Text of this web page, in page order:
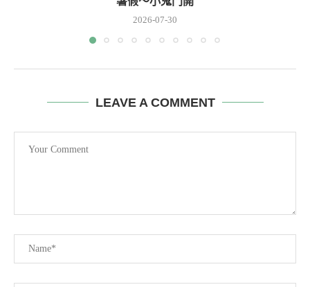
2026-07-30
LEAVE A COMMENT